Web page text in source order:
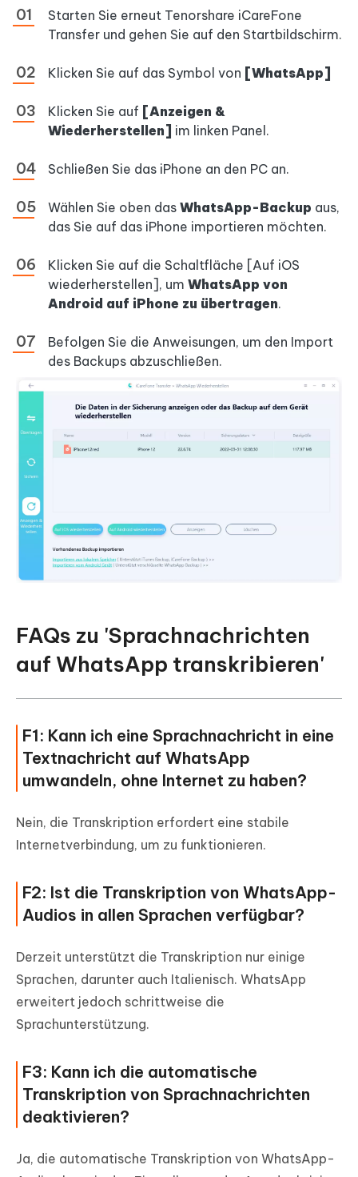
Starten Sie erneut Tenorshare iCareFone
Transfer und gehen Sie auf den Startbildschirm.
Klicken Sie auf das Symbol von [WhatsApp]
Klicken Sie auf [Anzeigen &
Wiederherstellen] im linken Panel.
Schließen Sie das iPhone an den PC an.
Wählen Sie oben das WhatsApp-Backup aus,
das Sie auf das iPhone importieren möchten.
Klicken Sie auf die Schaltfläche [Auf iOS
wiederherstellen], um WhatsApp von
Android auf iPhone zu übertragen.
Befolgen Sie die Anweisungen, um den Import
des Backups abzuschließen.
FAQs zu 'Sprachnachrichten
auf WhatsApp transkribieren'
F1: Kann ich eine Sprachnachricht in eine
Textnachricht auf WhatsApp
umwandeln, ohne Internet zu haben?
Nein, die Transkription erfordert eine stabile
Internetverbindung, um zu funktionieren.
F2: Ist die Transkription von WhatsApp-
Audios in allen Sprachen verfügbar?
Derzeit unterstützt die Transkription nur einige
Sprachen, darunter auch Italienisch. WhatsApp
erweitert jedoch schrittweise die
Sprachunterstützung.
F3: Kann ich die automatische
Transkription von Sprachnachrichten
deaktivieren?
Ja, die automatische Transkription von WhatsApp-